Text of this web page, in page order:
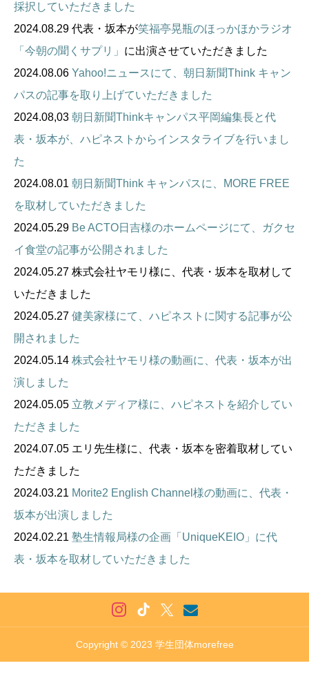
採択していただきました
2024.08.29 代表・ 坂本が笑福亭晃瓶のほっかほかラジオ
「今朝の聞くサプリ」 に出演させていただきました
2024.08.06 Yahoo!ニュースにて、朝日新聞Think キャン
パスの記事を取り上げていただきました
2024.08,03 朝日新聞Thinkキャンパス平岡編集長と代
表・坂本が、ハピネストからインスタライブを行いまし
た
2024.08.01 朝日新聞Think キャンパスに、MORE FREE
を取材していただきました
2024.05.29 Be ACTO日吉様のホームページにて、ガクセ
イ食堂の記事が公開されました
2024.05.27 株式会社ヤモリ様に、代表・坂本を取材して
いただきました
2024.05.27 健美家様にて、ハピネストに関する記事が公
開されました
2024.05.14 株式会社ヤモリ様の動画に、代表・坂本が出
演しました
2024.05.05 立教メディア様に、ハピネストを紹介してい
ただきました
2024.07.05 エリ先生様に、代表・坂本を密着取材してい
ただきました
2024.03.21 Morite2 English Channel様の動画に、代表・
坂本が出演しました
2024.02.21 塾生情報局様の企画「UniqueKEIO」に代
表 ・坂本を取材していただきました
Copyright © 2023 学生団体morefree